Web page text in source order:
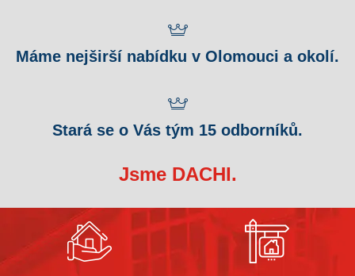
Máme nejširší nabídku v Olomouci a okolí.
Stará se o Vás tým 15 odborníků.
Jsme DACHI.